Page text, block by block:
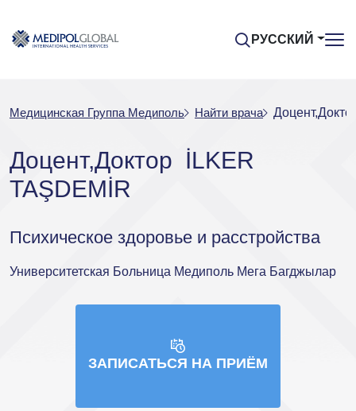
РУССКИЙ
Медицинская Группа Медиполь Найти врача
Доцент,Доктор İLKER
TAŞDEMİR
Психическое здоровье и расстройства
Университетская Больница Медиполь Мега Багджылар
ЗАПИСАТЬСЯ НА ПРИЁМ